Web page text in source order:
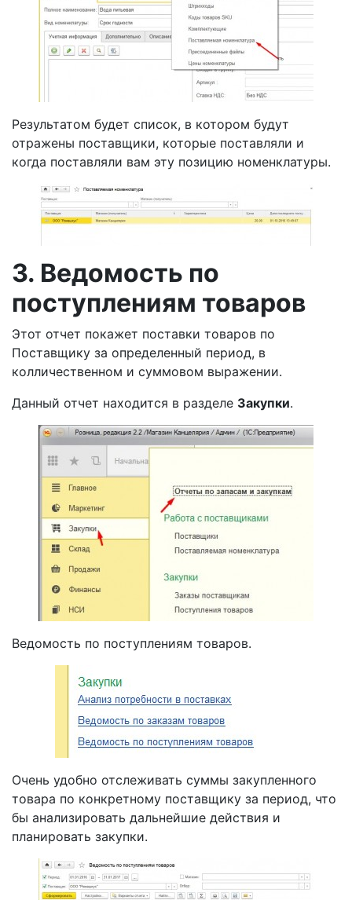
Результатом будет список, в котором будут
отражены поставщики, которые поставляли и
когда поставляли вам эту позицию номенклатуры.
3. Ведомость по
поступлениям товаров
Этот отчет покажет поставки товаров по
Поставщику за определенный период, в
колличественном и суммовом выражении.
Данный отчет находится в разделе Закупки.
Ведомость по поступлениям товаров.
Очень удобно отслеживать суммы закупленного
товара по конкретному поставщику за период, что
бы анализировать дальнейшие действия и
планировать закупки.